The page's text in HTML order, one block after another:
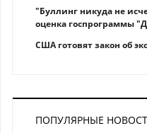
"Буллинг никуда не
оценка госпрограммы
США готовят закон об
ПОПУЛЯРНЫЕ